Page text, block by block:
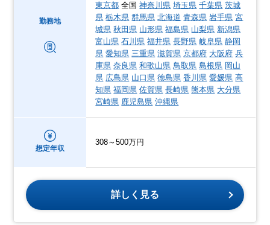
勤務地
東京都 全国神奈川県 埼玉県 千葉県 茨城
県 栃木県 群馬県 北海道 青森県 岩手県 宮
城県 秋田県 山形県 福島県 山梨県 新潟県
富山県 石川県 福井県 長野県 岐阜県 静岡
県 愛知県 三重県 滋賀県 京都府 大阪府 兵
庫県 奈良県 和歌山県 鳥取県 島根県 岡山
県 広島県 山口県 徳島県 香川県 愛媛県 高
知県 福岡県 佐賀県 長崎県 熊本県 大分県
宮崎県 鹿児島県 沖縄県
想定年収
308～500万円
詳しく見る